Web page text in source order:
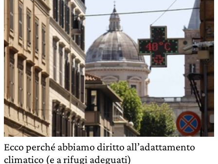
Ecco perché abbiamo diritto all’adattamento
climatico (e a rifugi adeguati)